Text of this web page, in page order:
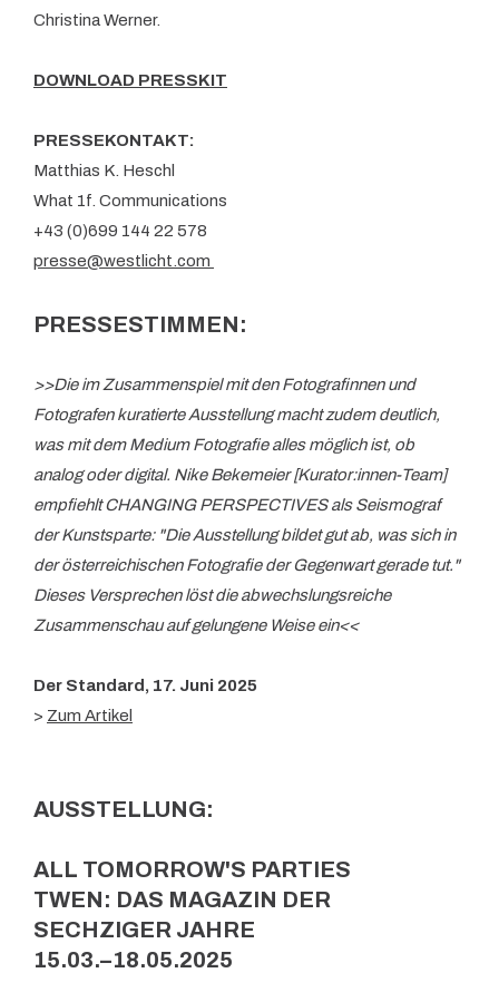
Christina Werner.
DOWNLOAD PRESSKIT
PRESSEKONTAKT:
Matthias K. Heschl
What 1f. Communications
+43 (0)699 144 22 578
presse@westlicht.com
PRESSESTIMMEN:
>>Die im Zusammenspiel mit den Fotografinnen und
Fotografen kuratierte Ausstellung macht zudem deutlich,
was mit dem Medium Fotografie alles möglich ist, ob
analog oder digital. Nike Bekemeier [Kurator:innen-Team]
empfiehlt CHANGING PERSPECTIVES als Seismograf
der Kunstsparte: "Die Ausstellung bildet gut ab, was sich in
der österreichischen Fotografie der Gegenwart gerade tut."
Dieses Versprechen löst die abwechslungsreiche
Zusammenschau auf gelungene Weise ein<<
Der Standard, 17. Juni 2025
> Zum Artikel
AUSSTELLUNG:
ALL TOMORROW'S PARTIES
TWEN: DAS MAGAZIN DER
SECHZIGER JAHRE
15.03.–18.05.2025